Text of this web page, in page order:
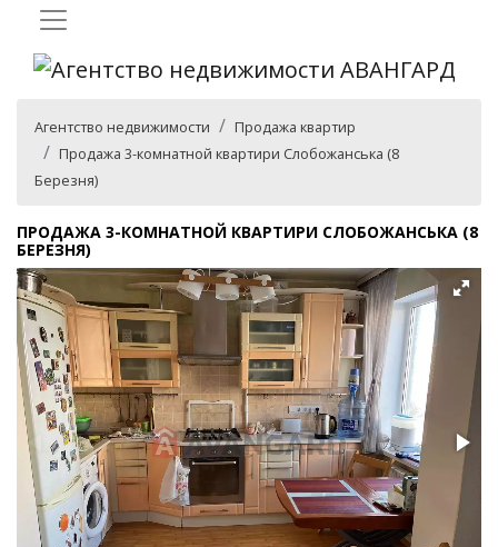
Агентство недвижимости
Продажа квартир
Продажа 3-комнатной квартири Слобожанська (8
Березня)
ПРОДАЖА 3-КОМНАТНОЙ КВАРТИРИ СЛОБОЖАНСЬКА (8
БЕРЕЗНЯ)